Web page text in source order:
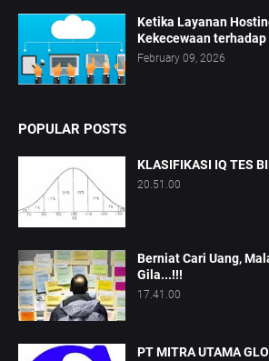
Ketika Layanan
Kekecewaan
February 09, 2026
POPULAR POSTS
KLASIFIKASI IQ TES
20.51.00
Berniat Cari Uang,
Gila...!!!
17.41.00
PT MITRA UTAMA